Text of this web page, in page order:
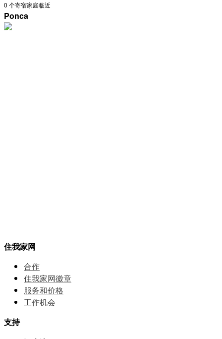
0 个寄宿家庭临近
Ponca
住我家网
合作
住我家网徽章
服务和价格
⼯作机会
支持